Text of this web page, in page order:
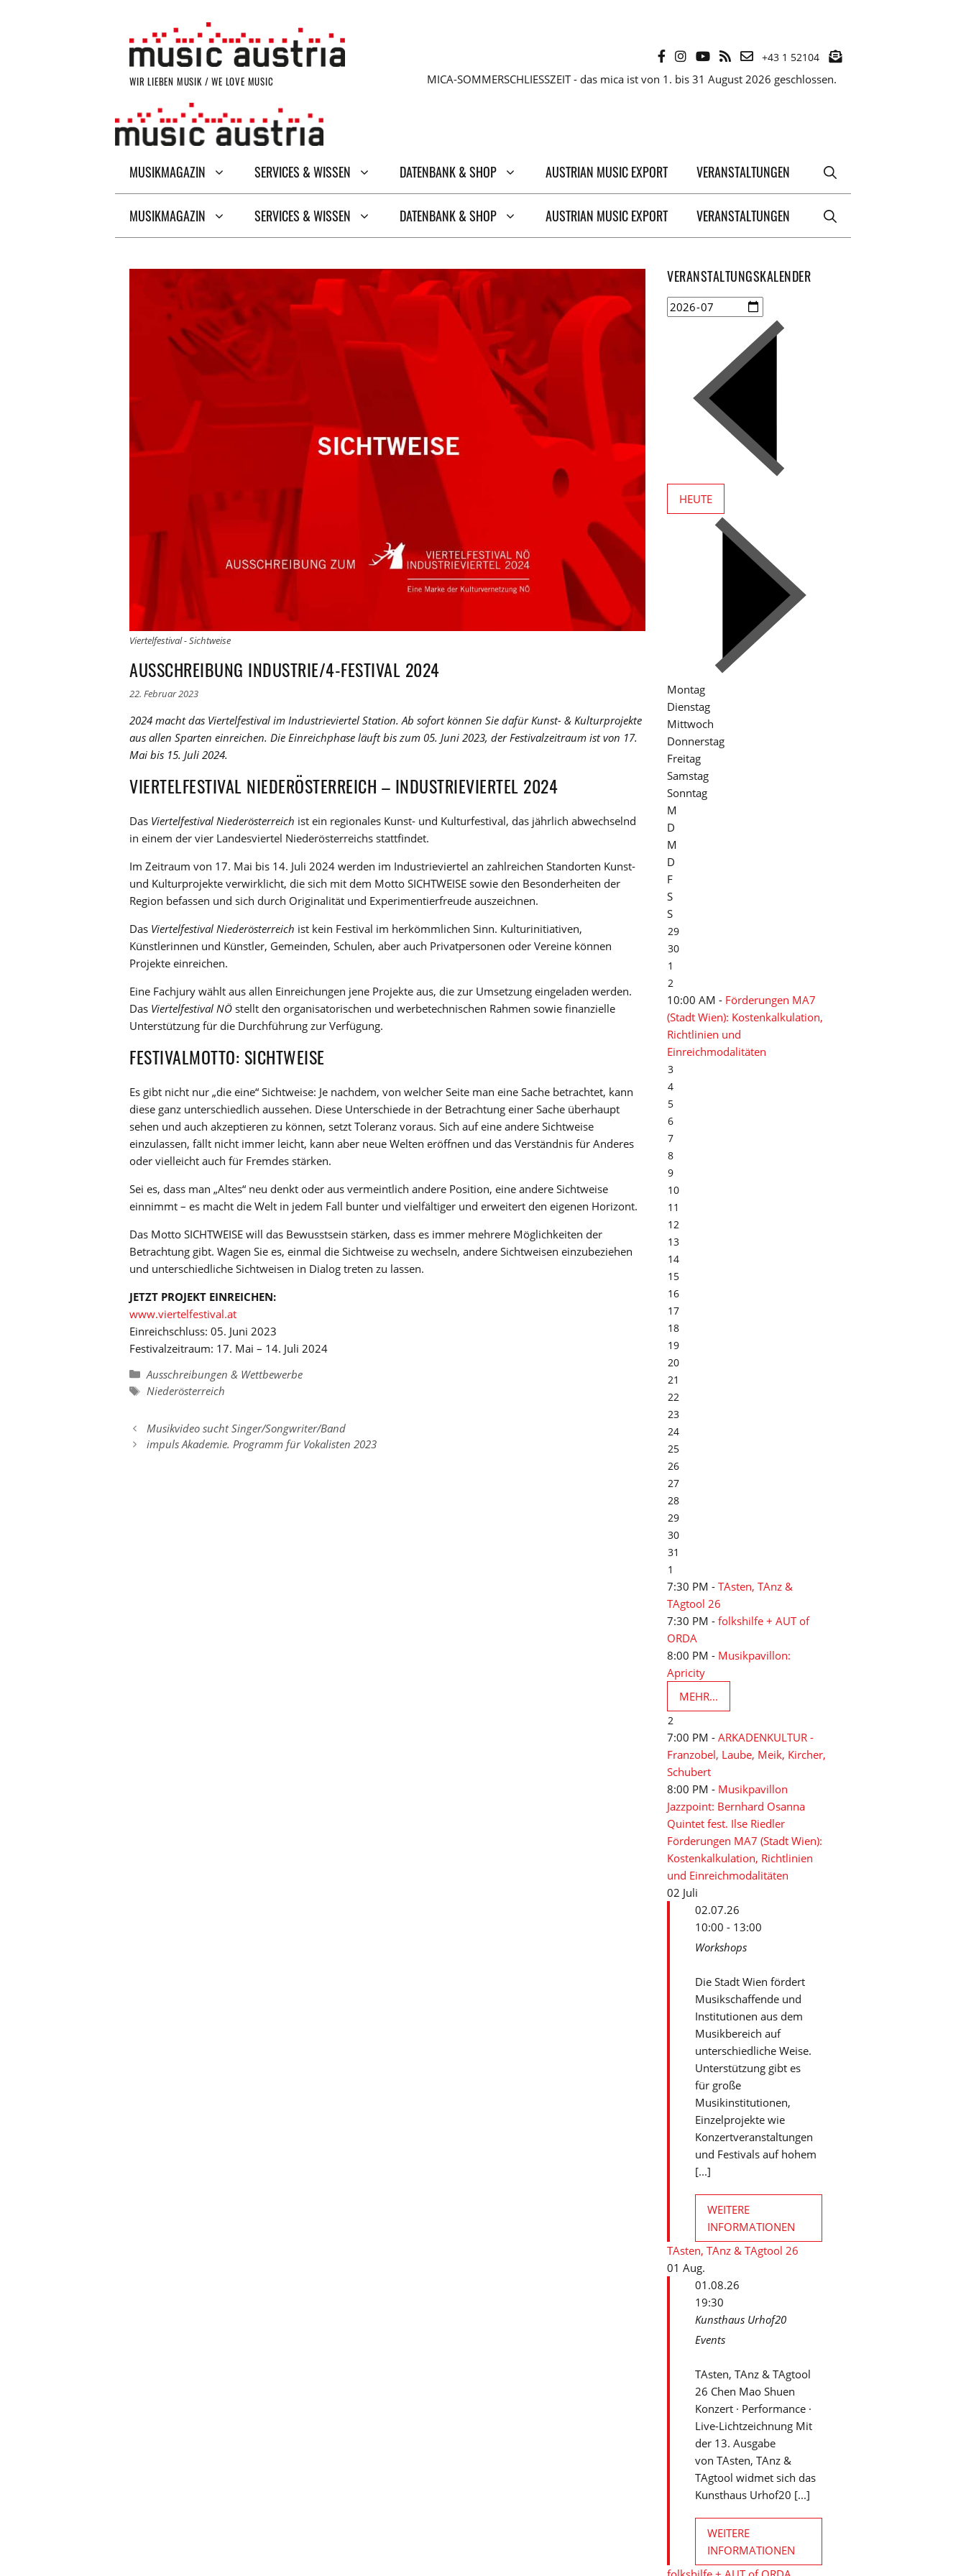
+43 1 52104
WIR LIEBEN MUSIK / WE LOVE MUSIC MICA-SOMMERSCHLIESSZEIT - das mica ist von 1. bis 31 August 2026 geschlossen.
MUSIKMAGAZIN SERVICES & WISSEN DATENBANK & SHOP AUSTRIAN MUSIC EXPORT VERANSTALTUNGEN
MUSIKMAGAZIN SERVICES & WISSEN DATENBANK & SHOP AUSTRIAN MUSIC EXPORT VERANSTALTUNGEN
Viertelfestival - Sichtweise
AUSSCHREIBUNG INDUSTRIE/4-FESTIVAL 2024
22. Februar 2023
2024 macht das Viertelfestival im Industrieviertel Station. Ab sofort können Sie dafür Kunst- & Kulturprojekte
aus allen Sparten einreichen. Die Einreichphase läuft bis zum 05. Juni 2023, der Festivalzeitraum ist von 17.
Mai bis 15. Juli 2024.
VIERTELFESTIVAL NIEDERÖSTERREICH – INDUSTRIEVIERTEL 2024
Das Viertelfestival Niederösterreich ist ein regionales Kunst- und Kulturfestival, das jährlich abwechselnd
in einem der vier Landesviertel Niederösterreichs stattfindet.
Im Zeitraum von 17. Mai bis 14. Juli 2024 werden im Industrieviertel an zahlreichen Standorten Kunst-
und Kulturprojekte verwirklicht, die sich mit dem Motto SICHTWEISE sowie den Besonderheiten der
Region befassen und sich durch Originalität und Experimentierfreude auszeichnen.
Das Viertelfestival Niederösterreich ist kein Festival im herkömmlichen Sinn. Kulturinitiativen,
Künstlerinnen und Künstler, Gemeinden, Schulen, aber auch Privatpersonen oder Vereine können
Projekte einreichen.
Eine Fachjury wählt aus allen Einreichungen jene Projekte aus, die zur Umsetzung eingeladen werden.
Das Viertelfestival NÖ stellt den organisatorischen und werbetechnischen Rahmen sowie finanzielle
Unterstützung für die Durchführung zur Verfügung.
FESTIVALMOTTO: SICHTWEISE
Es gibt nicht nur „die eine“ Sichtweise: Je nachdem, von welcher Seite man eine Sache betrachtet, kann
diese ganz unterschiedlich aussehen. Diese Unterschiede in der Betrachtung einer Sache überhaupt
sehen und auch akzeptieren zu können, setzt Toleranz voraus. Sich auf eine andere Sichtweise
einzulassen, fällt nicht immer leicht, kann aber neue Welten eröffnen und das Verständnis für Anderes
oder vielleicht auch für Fremdes stärken.
Sei es, dass man „Altes“ neu denkt oder aus vermeintlich andere Position, eine andere Sichtweise
einnimmt – es macht die Welt in jedem Fall bunter und vielfältiger und erweitert den eigenen Horizont.
Das Motto SICHTWEISE will das Bewusstsein stärken, dass es immer mehrere Möglichkeiten der
Betrachtung gibt. Wagen Sie es, einmal die Sichtweise zu wechseln, andere Sichtweisen einzubeziehen
und unterschiedliche Sichtweisen in Dialog treten zu lassen.
JETZT PROJEKT EINREICHEN:
www.viertelfestival.at
Einreichschluss: 05. Juni 2023
Festivalzeitraum: 17. Mai – 14. Juli 2024
Kategorien
Ausschreibungen & Wettbewerbe
Schlagwörter
Niederösterreich
Musikvideo sucht Singer/Songwriter/Band
impuls Akademie. Programm für Vokalisten 2023
VERANSTALTUNGSKALENDER
HEUTE
Montag
Dienstag
Mittwoch
Donnerstag
Freitag
Samstag
Sonntag
M
D
M
D
F
S
S
29
30
1
2
10:00 AM - Förderungen MA7
(Stadt Wien): Kostenkalkulation,
Richtlinien und
Einreichmodalitäten
3
4
5
6
7
8
9
10
11
12
13
14
15
16
17
18
19
20
21
22
23
24
25
26
27
28
29
30
31
1
7:30 PM - TAsten, TAnz &
TAgtool 26
7:30 PM - folkshilfe + AUT of
ORDA
8:00 PM - Musikpavillon:
Apricity
MEHR...
2
7:00 PM - ARKADENKULTUR -
Franzobel, Laube, Meik, Kircher,
Schubert
8:00 PM - Musikpavillon
Jazzpoint: Bernhard Osanna
Quintet fest. Ilse Riedler
Förderungen MA7 (Stadt Wien):
Kostenkalkulation, Richtlinien
und Einreichmodalitäten
02 Juli
02.07.26
10:00 - 13:00
Workshops
Die Stadt Wien fördert
Musikschaffende und
Institutionen aus dem
Musikbereich auf
unterschiedliche Weise.
Unterstützung gibt es
für große
Musikinstitutionen,
Einzelprojekte wie
Konzertveranstaltungen
und Festivals auf hohem
[...]
WEITERE
INFORMATIONEN
TAsten, TAnz & TAgtool 26
01 Aug.
01.08.26
19:30
Kunsthaus Urhof20
Events
TAsten, TAnz & TAgtool
26 Chen Mao Shuen
Konzert · Performance ·
Live-Lichtzeichnung Mit
der 13. Ausgabe
von TAsten, TAnz &
TAgtool widmet sich das
Kunsthaus Urhof20 [...]
WEITERE
INFORMATIONEN